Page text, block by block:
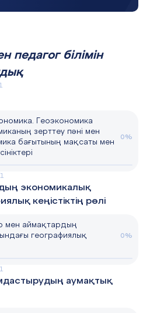
педагог білімін
Геоэкономика
зерттеу пәні мен
бағытының мақсаты мен
0%
экономикалық
кеңістіктің рөлі
мен аймақтардың
географиялық
0%
аумақтық